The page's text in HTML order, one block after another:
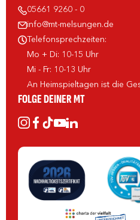
05661 9260 - 0
info@mt-melsungen.de
Telefonsprechzeiten:
Mo + Di: 10-15 Uhr
Mi - Fr: 10-13 Uhr
An Heimspieltagen ist die
FOLGE DEINER MT